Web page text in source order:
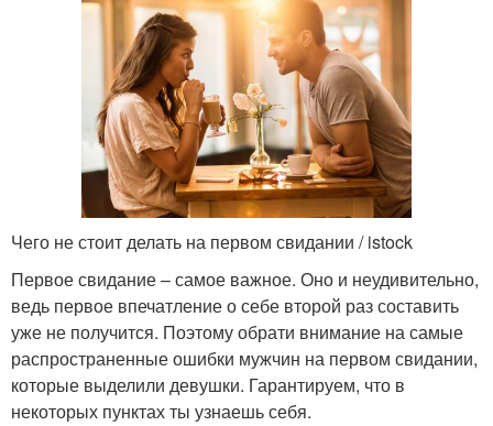
Чего не стоит делать на первом свидании / istock
Первое свидание – самое важное. Оно и неудивительно,
ведь первое впечатление о себе второй раз составить
уже не получится. Поэтому обрати внимание на самые
распространенные ошибки мужчин на первом свидании,
которые выделили девушки. Гарантируем, что в
некоторых пунктах ты узнаешь себя.